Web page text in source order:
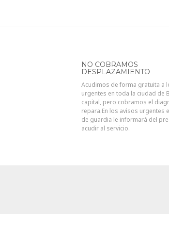
NO COBRAMOS
DESPLAZAMIENTO
Acudimos de forma gratuita a
urgentes en toda la ciudad de
capital, pero cobramos el
repara.En los avisos urgentes
de guardia le informará del
acudir al servicio.